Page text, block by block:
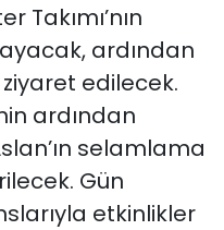
Takımı’nın
ardından
edilecek.
ardından
selamlama
Gün
etkinlikler